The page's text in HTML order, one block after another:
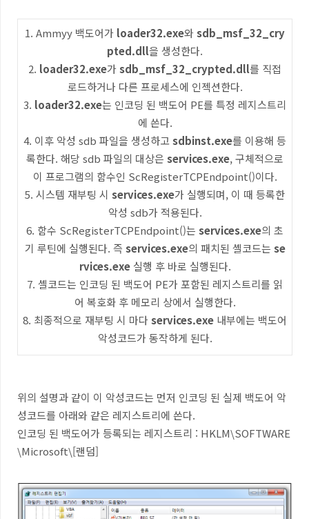
1. Ammyy 백도어가 loader32.exe와 sdb_msf_32_cry
pted.dll을 생성한다.
2. loader32.exe가sdb_msf_32_crypted.dll를 직접
로드하거나 다른 프로세스에 인젝션한다.
3. loader32.exe는 인코딩 된 백도어 PE를 특정 레지스트리
에 쓴다.
4. 이후 악성 sdb 파일을 생성하고sdbinst.exe를 이용해 등
록한다. 해당 sdb 파일의 대상은 services.exe,구체적으로
이 프로그램의 함수인 ScRegisterTCPEndpoint()이다.
5. 시스템 재부팅 시 services.exe가 실행되며, 이 때 등록한
악성 sdb가 적용된다.
6. 함수 ScRegisterTCPEndpoint()는 services.exe의 초
기 루틴에 실행된다. 즉 services.exe의 패치된 셸코드는 se
rvices.exe 실행 후 바로 실행된다.
7. 셸코드는 인코딩 된 백도어 PE가 포함된 레지스트리를 읽
어 복호화 후 메모리 상에서 실행한다.
8. 최종적으로 재부팅 시 마다services.exe 내부에는 백도어
악성코드가 동작하게 된다.
위의 설명과 같이 이 악성코드는 먼저 인코딩 된 실제 백도어 악
성코드를 아래와 같은 레지스트리에 쓴다.
인코딩 된 백도어가 등록되는 레지스트리 : HKLM\SOFTWARE
\Microsoft\[랜덤]